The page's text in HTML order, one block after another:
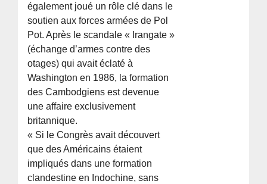
également joué un rôle clé dans le
soutien aux forces armées de Pol
Pot. Après le scandale « Irangate »
(échange d’armes contre des
otages) qui avait éclaté à
Washington en 1986, la formation
des Cambodgiens est devenue
une affaire exclusivement
britannique.
« Si le Congrès avait découvert
que des Américains étaient
impliqués dans une formation
clandestine en Indochine, sans